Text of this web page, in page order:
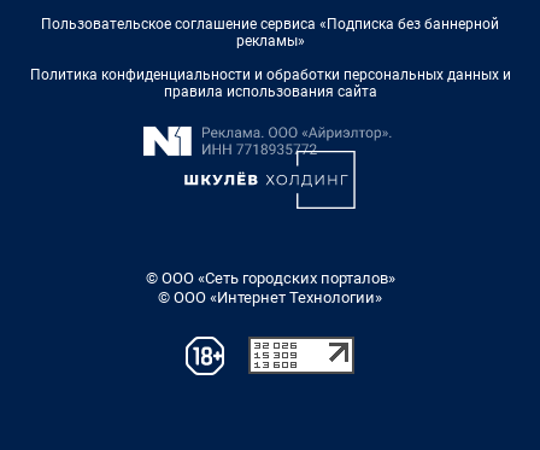
Пользовательское соглашение сервиса «Подписка без баннерной
рекламы»
Политика конфиденциальности и обработки персональных данных и
правила использования сайта
© ООО «Сеть городских порталов»
© ООО «Интернет Технологии»